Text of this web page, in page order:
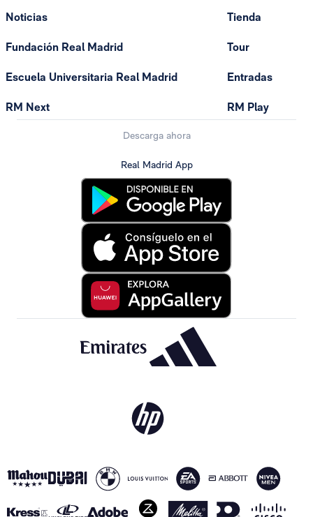
Noticias
Fundación Real Madrid
Escuela Universitaria Real Madrid
RM Next
Tienda
Tour
Entradas
RM Play
Descarga ahora
Real Madrid App